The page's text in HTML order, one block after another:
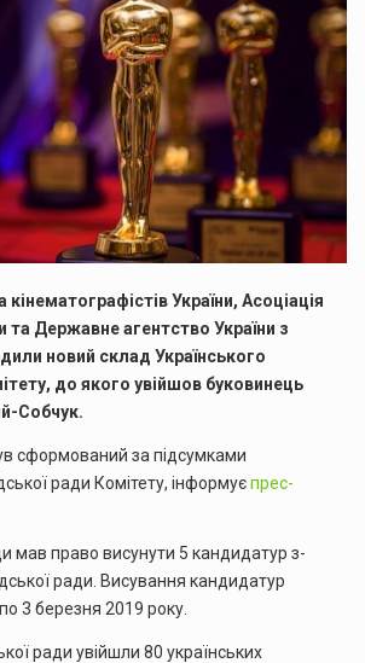
кінематографістів України, Асоціація
та Державне агентство України з
новий склад Українського
до якого увійшов буковинець
Собчук.
сформований за підсумками
ради Комітету, інформуєпрес-
мав право висунути 5 кандидатур з-
ради. Висування кандидатур
3 березня 2019 року.
ради увійшли 80 українських